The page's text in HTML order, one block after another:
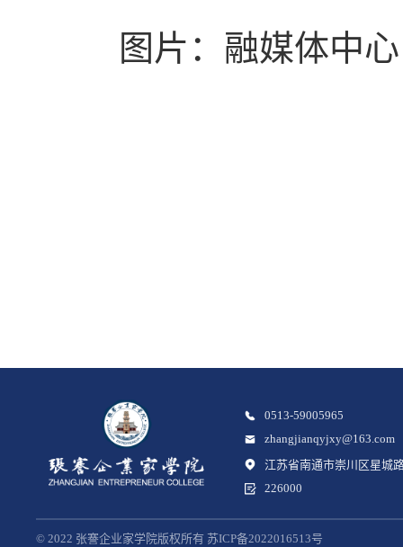
图片：融媒体中
0513-59005965
zhangjianqyjxy@163.com
江苏省南通市崇川区星城
226000
© 2022 张謇企业家学院版权所有 苏ICP备2022016513号